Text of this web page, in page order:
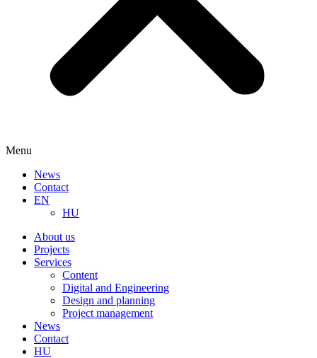
Menu
News
Contact
EN
HU
About us
Projects
Services
Content
Digital and Engineering
Design and planning
Project management
News
Contact
HU